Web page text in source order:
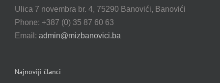
Ulica 7 novembra br. 4, 75290 Banovići, Banovići
Phone: +387 (0) 35 87 60 63
Email: admin@mizbanovici.ba
Najnoviji članci